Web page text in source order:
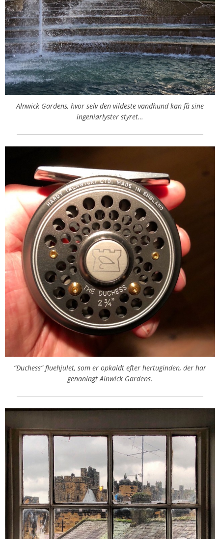
Alnwick Gardens, hvor selv den vildeste vandhund kan få sine
ingeniørlyster styret…
“Duchess” fluehjulet, som er opkaldt efter hertuginden, der har
genanlagt Alnwick Gardens.